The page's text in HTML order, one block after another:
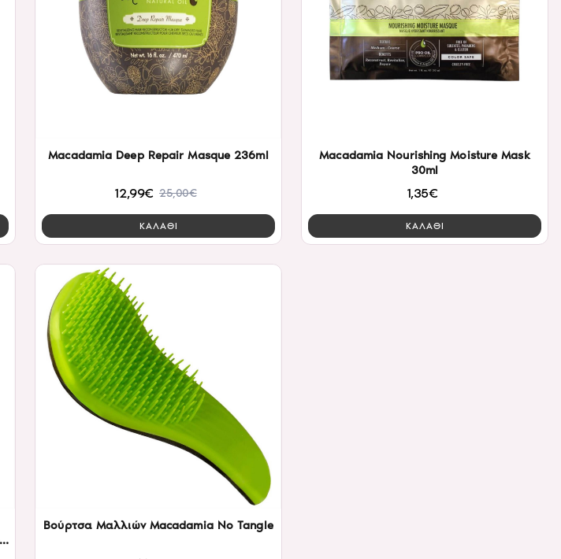
Macadamia Deep Repair Masque 236ml
12,99€ 25,00€
ΚΑΛΑΘΙ
Macadamia Nourishing Moisture Mask
30ml
1,35€
ΚΑΛΑΘΙ
Βούρτσα Μαλλιών Macadamia No Tangle